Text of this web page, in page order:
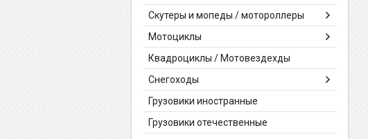
Скутеры и мопеды / мотороллеры
Мотоциклы
Квадроциклы / Мотовездехды
Снегоходы
Грузовики иностранные
Грузовики отечественные